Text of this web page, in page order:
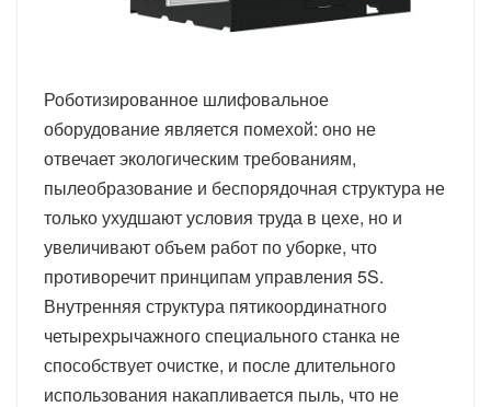
Роботизированное шлифовальное
оборудование является помехой: оно не
отвечает экологическим требованиям,
пылеобразование и беспорядочная структура не
только ухудшают условия труда в цехе, но и
увеличивают объем работ по уборке, что
противоречит принципам управления 5S.
Внутренняя структура пятикоординатного
четырехрычажного специального станка не
способствует очистке, и после длительного
использования накапливается пыль, что не